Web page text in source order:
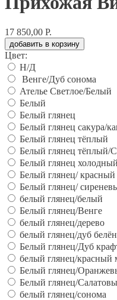
17 850,00 Р.
добавить в корзину
Цвет:
Н/Д
Венге/Дуб сонома
Ателье Светлое/Белый
Белый
Белый глянец
Белый глянец сакура/
Белый глянец тёплый
Белый глянец тёплый/
Белый глянец
Белый глянец/ красный
Белый глянец/
белый глянец/белый
Белый глянец/Венге
белый глянец/дерево
белый глянец/дуб
Белый глянец/Дуб
белый глянец/красный
Белый глянец/
Белый глянец/
белый глянец/сонома